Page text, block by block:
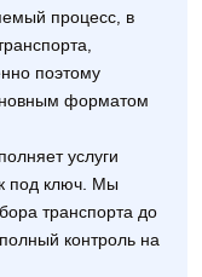
процесс, в
поэтому
форматом
услуги
под ключ. Мы
транспорта до
контроль на